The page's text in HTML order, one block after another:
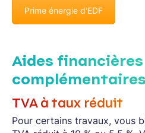
Prime énergie d'EDF
Aides financières
complémentaires
TVA à taux réduit
Pour certains travaux, vous